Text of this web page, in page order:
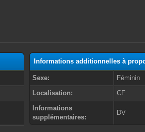
Informations additionnelles à
Sexe:
Féminin
Localisation:
CF
Informations
supplémentaires:
DV